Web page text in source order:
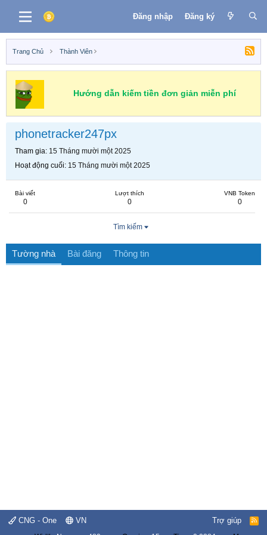
Đăng nhập Đăng ký
Trang Chủ Thành Viên
Hướng dẫn kiếm tiền đơn giản miễn phí
phonetracker247px
Tham gia 15 Tháng mười một 2025
Hoạt động cuối 15 Tháng mười một 2025
Bài viết
0
Lượt thích
0
VNB Token
0
Tìm kiếm
Tường nhà Bài đăng Thông tin
CNG - One VN Trợ giúp
R